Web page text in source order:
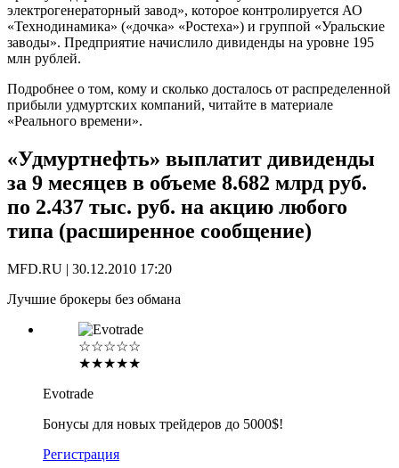
электрогенераторный завод», которое контролируется АО
«Технодинамика» («дочка» «Ростеха») и группой «Уральские
заводы». Предприятие начислило дивиденды на уровне 195
млн рублей.
Подробнее о том, кому и сколько досталось от распределенной
прибыли удмуртских компаний, читайте в материале
«Реального времени».
«Удмуртнефть» выплатит дивиденды
за 9 месяцев в объеме 8.682 млрд руб.
по 2.437 тыс. руб. на акцию любого
типа (расширенное сообщение)
MFD.RU | 30.12.2010 17:20
Лучшие брокеры без обмана
☆☆☆☆☆
★★★★★
Evotrade
Бонусы для новых трейдеров до 5000$!
Регистрация